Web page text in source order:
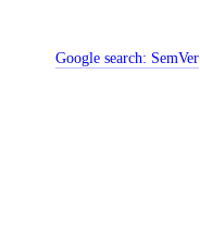
Google search: SemVer